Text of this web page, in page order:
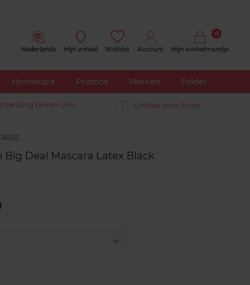
Nederlands Mijn winkel Wishlist Account Mijn winkelmandje
0
Homecare Promos Merken Folder
binnen 24u Ontdek onze folder
Big Deal Mascara Latex Black